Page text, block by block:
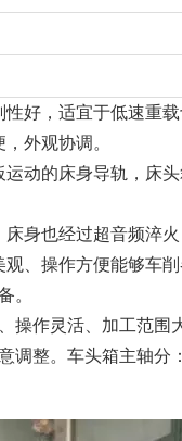
好，适宜于低速重载
外观协调。
动的床身导轨，床
身也经过超音频淬火
、操作方便能够车
。
操作灵活、加工范围
调整。车头箱主轴分